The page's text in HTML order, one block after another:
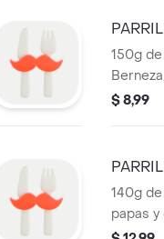
150g
$ 8,99
140g
papas y